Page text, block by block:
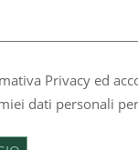
Privacyed
dati personali